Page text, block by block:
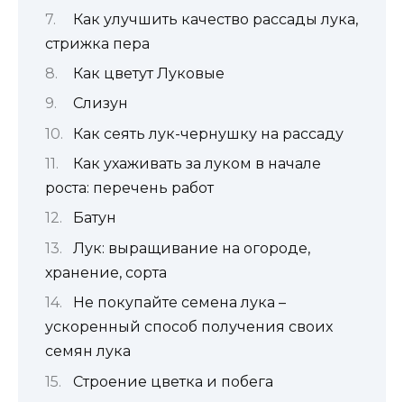
Как улучшить качество рассады лука,
стрижка пера
Как цветут Луковые
Слизун
Как сеять лук-чернушку на рассаду
Как ухаживать за луком в начале
роста: перечень работ
Батун
Лук: выращивание на огороде,
хранение, сорта
Не покупайте семена лука –
ускоренный способ получения своих
семян лука
Строение цветка и побега